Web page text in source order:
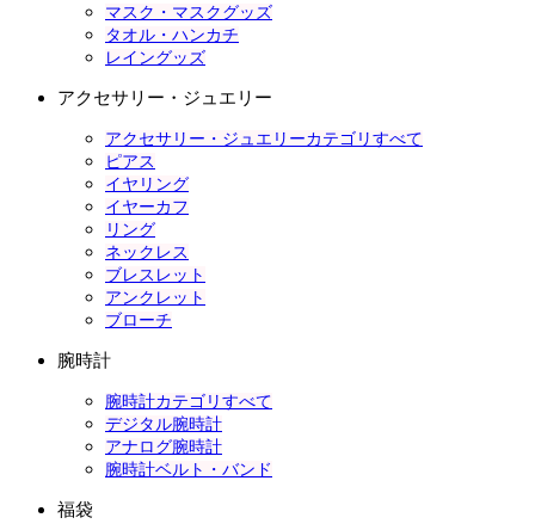
マスク・マスクグッズ
タオル・ハンカチ
レイングッズ
アクセサリー・ジュエリー
アクセサリー・ジュエリーカテゴリすべて
ピアス
イヤリング
イヤーカフ
リング
ネックレス
ブレスレット
アンクレット
ブローチ
腕時計
腕時計カテゴリすべて
デジタル腕時計
アナログ腕時計
腕時計ベルト・バンド
福袋